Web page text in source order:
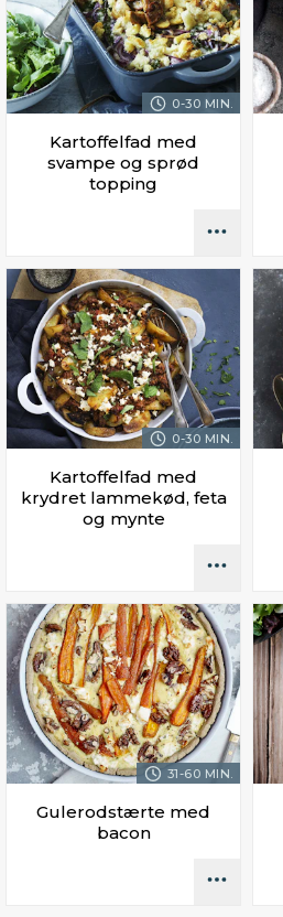
0-30 MIN.
Kartoffelfad med
svampe og sprød
topping
0-30 MIN.
Kartoffelfad med
krydret lammekød, feta
og mynte
31-60 MIN.
Gulerodstærte med
bacon